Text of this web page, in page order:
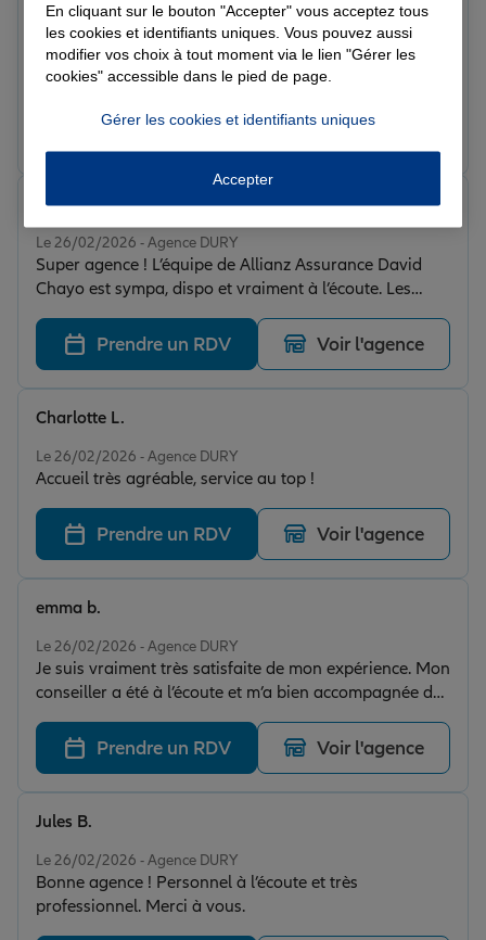
Note de 5 sur 5
Le 26/02/2026 - Agence DURY
Super accueil et super beaucoup de professionnalisme!
Léane
Prendre un RDV Voir l'agence
Le 26/02/2026 - Agence DURY
Super agence ! L’équipe de Allianz Assurance David
Chayo est sympa, dispo et vraiment à l’écoute. Les
explications sont claires et on se sent bien
accompagné. Je recommande !
Mathis L.
Prendre un RDV Voir l'agence
Le 26/02/2026 - Agence DURY
Accueil très agréable, service au top !
Charlotte L.
Prendre un RDV Voir l'agence
Le 26/02/2026 - Agence DURY
Je suis vraiment très satisfaite de mon expérience. Mon
conseiller a été à l’écoute et m’a bien accompagnée du
début à la fin. Merci pour votre professionnalisme
emma b.
Prendre un RDV Voir l'agence
Le 26/02/2026 - Agence DURY
Bonne agence ! Personnel à l’écoute et très
professionnel. Merci à vous.
Jules B.
En cliquant sur le bouton "Accepter" vous acceptez tous
les cookies et identifiants uniques. Vous pouvez aussi
modifier vos choix à tout moment via le lien "Gérer les
cookies" accessible dans le pied de page.
Gérer les cookies et identifiants uniques
Accepter